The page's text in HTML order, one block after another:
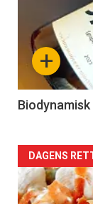
akkurat
nå
4
+
akkurat
DAGENS